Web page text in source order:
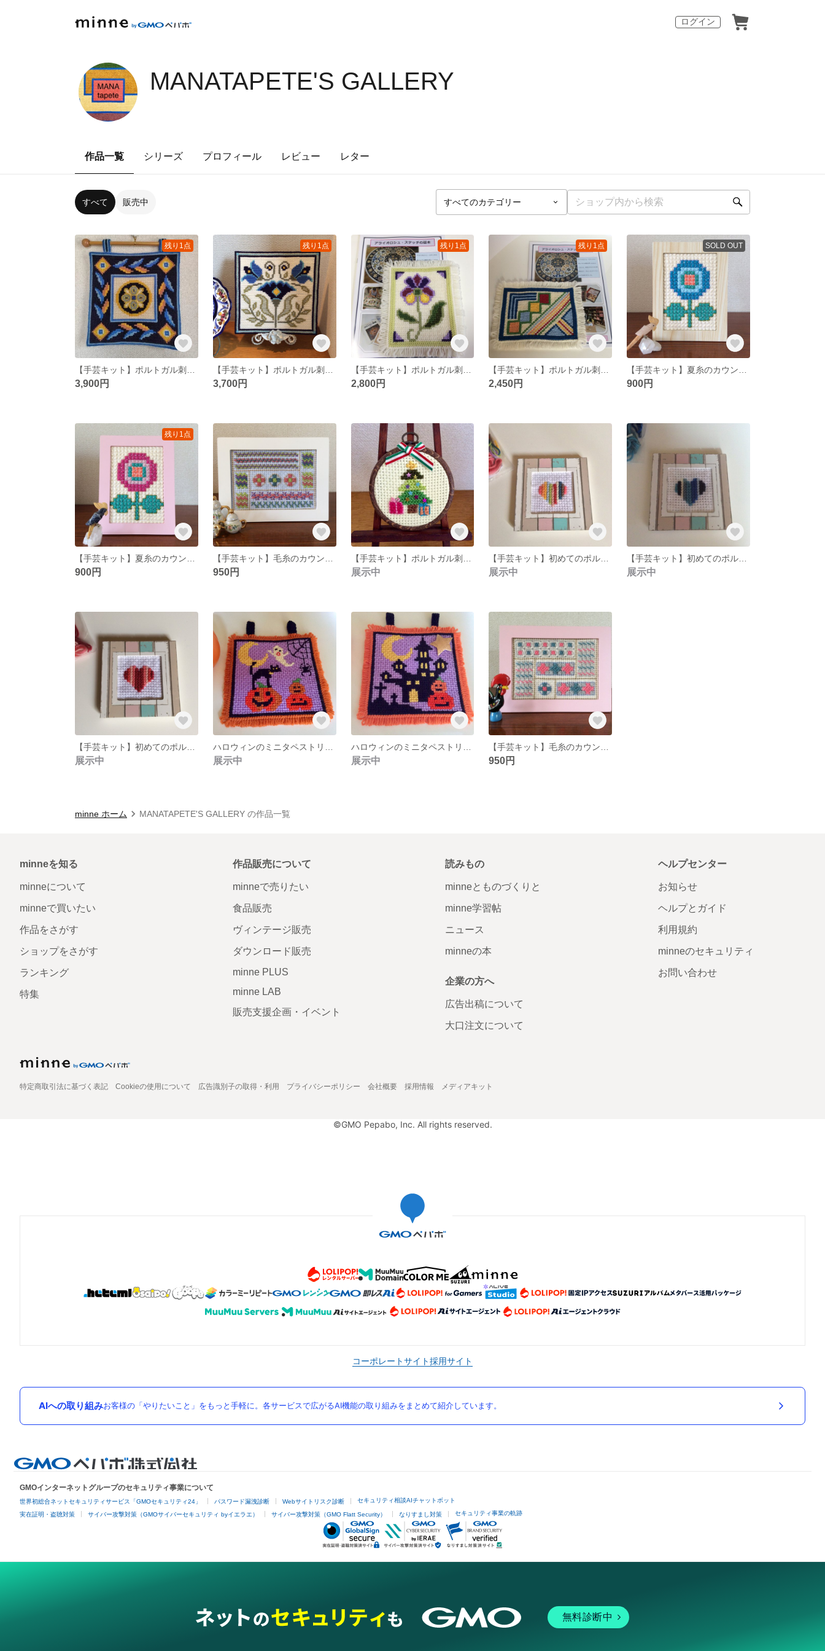
ログイン
MANATAPETE'S GALLERY
作品一覧 シリーズ プロフィール レビュー レター
すべて 販売中
残り1点
3,900円
残り1点
3,700円
残り1点
2,800円
残り1点
2,450円
SOLD OUT
900円
残り1点
900円 950円 展示中 展示中 展示中
展示中 展示中 展示中 950円
minne ホーム MANATAPETE'S GALLERY の作品一覧
minneを知る
minneについて
minneで買いたい
作品をさがす
ショップをさがす
ランキング
特集
作品販売について
minneで売りたい
食品販売
ヴィンテージ販売
ダウンロード販売
minne PLUS
minne LAB
販売支援企画・イベント
読みもの
minneとものづくりと
minne学習帖
ニュース
minneの本
企業の方へ
広告出稿について
大口注文について
ヘルプセンター
お知らせ
ヘルプとガイド
利用規約
minneのセキュリティ
お問い合わせ
特定商取引法に基づく表記 Cookieの使用について 広告識別子の取得・利用 プライバシーポリシー 会社概要 採用情報 メディアキット
©GMO Pepabo, Inc. All rights reserved.
コーポレートサイト採用サイト
AIへの取り組みお客様の「やりたいこと」をもっと手軽に。各サービスで広がるAI機能の取り組みをまとめて紹介しています。
GMOインターネットグループのセキュリティ事業について
世界初総合ネットセキュリティサービス「GMOセキュリティ24」 パスワード漏洩診断 Webサイトリスク診断 セキュリティ相談AIチャットボット
実在証明・盗聴対策 サイバー攻撃対策（GMOサイバーセキュリティ byイエラエ） サイバー攻撃対策（GMO Flatt Security） なりすまし対策 セキュリティ事業の軌跡
無料診断中